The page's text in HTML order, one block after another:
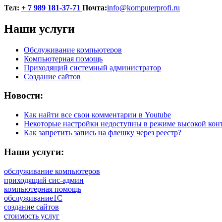
Тел: + 7 989 181-37-71 Почта:info@komputerprofi.ru
Наши услуги
Обслуживание компьютеров
Компьютерная помощь
Приходящий системный администратор
Создание сайтов
Новости:
Как найти все свои комментарии в Youtube
Некоторые настройки недоступны в режиме высокой
Как запретить запись на флешку через реестр?
Наши услуги:
обслуживание компьютеров
приходящий сис-админ
компьютерная помощь
обслуживание1С
создание сайтов
стоимость услуг